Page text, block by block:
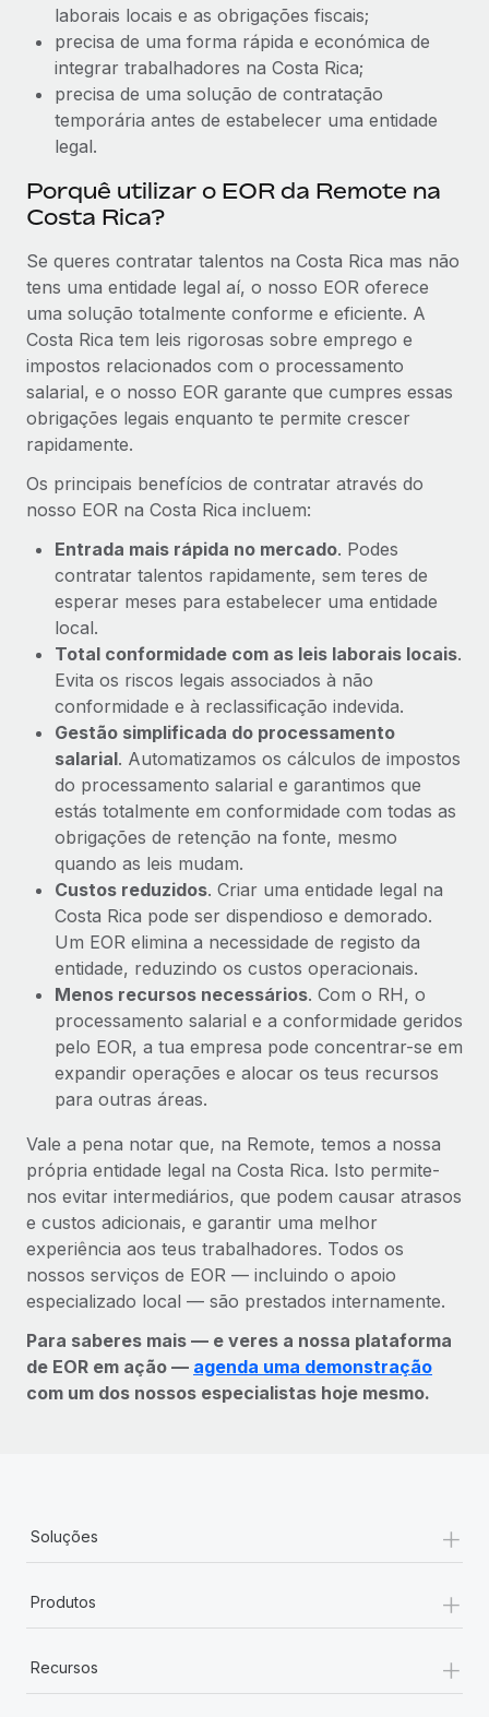
laborais locais e as obrigações fiscais;
precisa de uma forma rápida e económica de
integrar trabalhadores na Costa Rica;
precisa de uma solução de contratação
temporária antes de estabelecer uma entidade
legal.
Porquê utilizar o EOR da Remote na
Costa Rica?
Se queres contratar talentos na Costa Rica mas não
tens uma entidade legal aí, o nosso EOR oferece
uma solução totalmente conforme e eficiente. A
Costa Rica tem leis rigorosas sobre emprego e
impostos relacionados com o processamento
salarial, e o nosso EOR garante que cumpres essas
obrigações legais enquanto te permite crescer
rapidamente.
Os principais benefícios de contratar através do
nosso EOR na Costa Rica incluem:
Entrada mais rápida no mercado. Podes
contratar talentos rapidamente, sem teres de
esperar meses para estabelecer uma entidade
local.
Total conformidade com as leis laborais locais.
Evita os riscos legais associados à não
conformidade e à reclassificação indevida.
Gestão simplificada do processamento
salarial. Automatizamos os cálculos de impostos
do processamento salarial e garantimos que
estás totalmente em conformidade com todas as
obrigações de retenção na fonte, mesmo
quando as leis mudam.
Custos reduzidos. Criar uma entidade legal na
Costa Rica pode ser dispendioso e demorado.
Um EOR elimina a necessidade de registo da
entidade, reduzindo os custos operacionais.
Menos recursos necessários. Com o RH, o
processamento salarial e a conformidade geridos
pelo EOR, a tua empresa pode concentrar-se em
expandir operações e alocar os teus recursos
para outras áreas.
Vale a pena notar que, na Remote, temos a nossa
própria entidade legal na Costa Rica. Isto permite-
nos evitar intermediários, que podem causar atrasos
e custos adicionais, e garantir uma melhor
experiência aos teus trabalhadores. Todos os
nossos serviços de EOR — incluindo o apoio
especializado local — são prestados internamente.
Para saberes mais — e veres a nossa plataforma
de EOR em ação — agenda uma demonstração
com um dos nossos especialistas hoje mesmo.
Soluções +
Produtos +
Recursos
+